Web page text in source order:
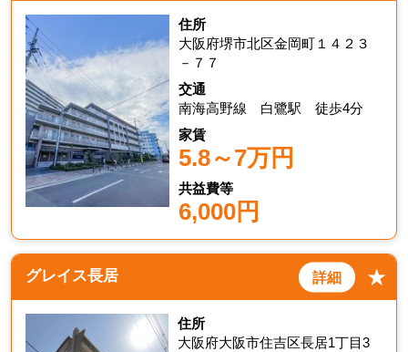
住所
大阪府堺市北区金岡町１４２３
－７７
交通
南海高野線 白鷺駅 徒歩4分
家賃
5.8～7万円
共益費等
6,000円
グレイス長居 ★
詳細
住所
大阪府大阪市住吉区長居1丁目3